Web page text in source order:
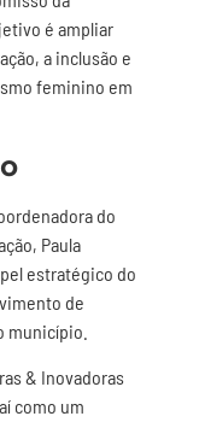
é ampliar
a inclusão e
feminino em
do
Paula
estratégico do
de
município.
& Inovadoras
como um